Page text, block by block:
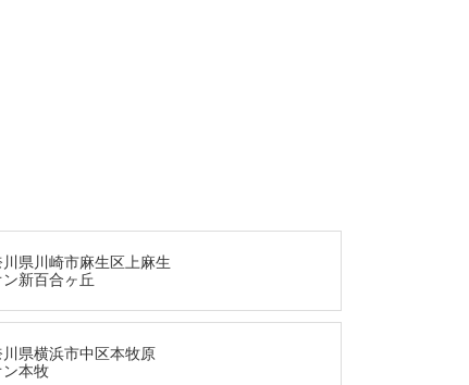
県川崎市麻生区上麻生
ン新百合ヶ丘
県横浜市中区本牧原
ン本牧